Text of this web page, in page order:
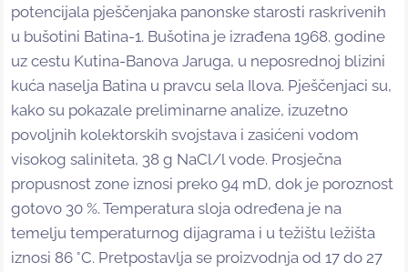
potencijala pješčenjaka panonske starosti raskrivenih
u bušotini Batina-1. Bušotina je izrađena 1968. godine
uz cestu Kutina-Banova Jaruga, u neposrednoj blizini
kuća naselja Batina u pravcu sela Ilova. Pješčenjaci su,
kako su pokazale preliminarne analize, izuzetno
povoljnih kolektorskih svojstava i zasićeni vodom
visokog saliniteta, 38 g NaCl/l vode. Prosječna
propusnost zone iznosi preko 94 mD, dok je poroznost
gotovo 30 %. Temperatura sloja određena je na
temelju temperaturnog dijagrama i u težištu ležišta
iznosi 86 °C. Pretpostavlja se proizvodnja od 17 do 27